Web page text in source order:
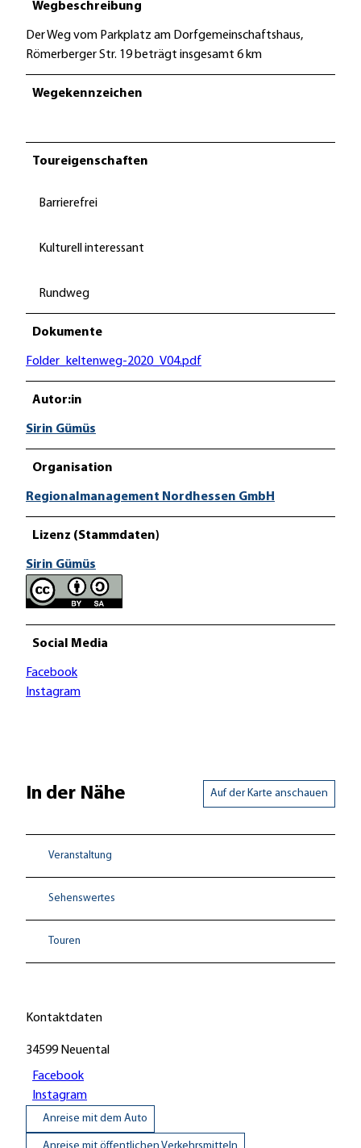
Wegbeschreibung
Der Weg vom Parkplatz am Dorfgemeinschaftshaus,
Römerberger Str. 19 beträgt insgesamt 6 km
Wegekennzeichen
Toureigenschaften
Barrierefrei
Kulturell interessant
Rundweg
Dokumente
Folder_keltenweg-2020_V04.pdf
Autor:in
Sirin Gümüs
Organisation
Regionalmanagement Nordhessen GmbH
Lizenz (Stammdaten)
Sirin Gümüs
Social Media
Facebook
Instagram
In der Nähe Auf der Karte anschauen
Veranstaltung
Sehenswertes
Touren
Kontaktdaten
34599 Neuental
Facebook
Instagram
Anreise mit dem Auto